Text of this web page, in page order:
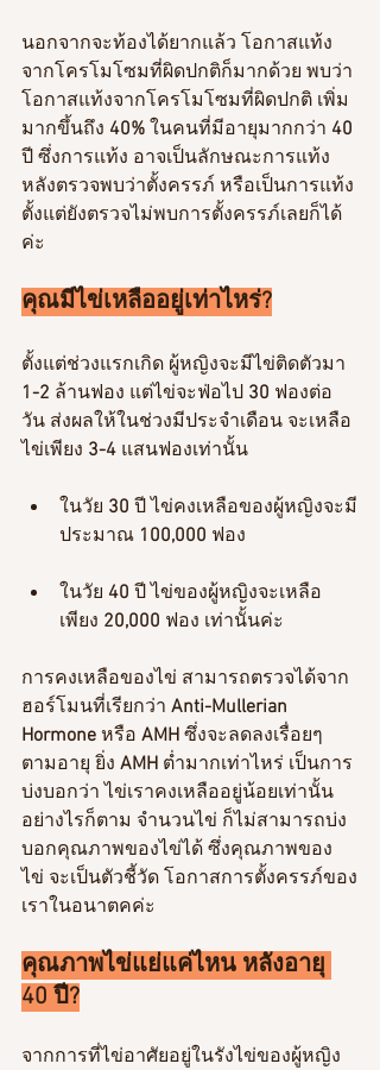
นอกจากจะท้องได้ยากแล้ว โอกาสแท้ง
จากโครโมโซมที่ผิดปกติก็มากด้วย พบว่า
โอกาสแท้งจากโครโมโซมที่ผิดปกติ เพิ่ม
มากขึ้นถึง 40% ในคนที่มีอายุมากกว่า 40
ปี ซึ่งการแท้ง อาจเป็นลักษณะการแท้ง
หลังตรวจพบว่าตั้งครรภ์ หรือเป็นการแท้ง
ตั้งแต่ยังตรวจไม่พบการตั้งครรภ์เลยก็ได้
ค่ะ
คุณมีไข่เหลืออยู่เท่าไหร่?
ตั้งแต่ช่วงแรกเกิด ผู้หญิงจะมีไข่ติดตัวมา
1-2 ล้านฟอง แต่ไข่จะฟ่อไป 30 ฟองต่อ
วัน ส่งผลให้ในช่วงมีประจำเดือน จะเหลือ
ไข่เพียง 3-4 แสนฟองเท่านั้น
ในวัย 30 ปี ไข่คงเหลือของผู้หญิงจะมี
ประมาณ 100,000 ฟอง
ในวัย 40 ปี ไข่ของผู้หญิงจะเหลือ
เพียง 20,000 ฟอง เท่านั้นค่ะ
การคงเหลือของไข่ สามารถตรวจได้จาก
ฮอร์โมนที่เรียกว่า Anti-Mullerian
Hormone หรือ AMH ซึ่งจะลดลงเรื่อยๆ
ตามอายุ ยิ่ง AMH ต่ำมากเท่าไหร่ เป็นการ
บ่งบอกว่า ไข่เราคงเหลืออยู่น้อยเท่านั้น
อย่างไรก็ตาม จำนวนไข่ ก็ไม่สามารถบ่ง
บอกคุณภาพของไข่ได้ ซึ่งคุณภาพของ
ไข่ จะเป็นตัวชี้วัด โอกาสการตั้งครรภ์ของ
เราในอนาตคค่ะ
คุณภาพไข่แย่แค่ไหน หลังอายุ
40 ปี?
จากการที่ไข่อาศัยอยู่ในรังไข่ของผู้หญิง